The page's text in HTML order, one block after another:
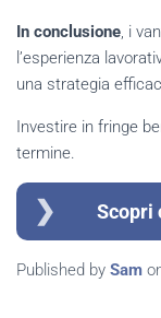
In conclusione, i
l’esperienza
una strategia
Investire in fringe
termine.
Scopri
Published by Sam